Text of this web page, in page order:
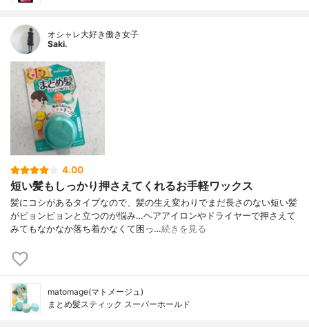
オシャレ大好き働き女子
Saki.
4.00
短い髪もしっかり押さえてくれるお手軽ワックス
髪にコシがあるタイプなので、髪の生え変わりでまだ長さのない短い髪
がピョンピョンと立つのが悩み…ヘアアイロンやドライヤーで押さえて
みてもなかなか落ち着かなくて困っ…続きを見る
matomage(マトメージュ)
まとめ髪スティック スーパーホールド